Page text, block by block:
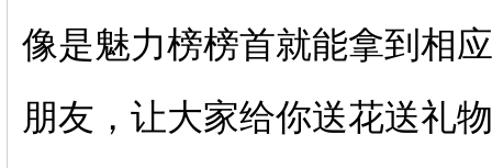
像是魅力榜榜首就能拿到相
朋友，让大家给你送花送礼